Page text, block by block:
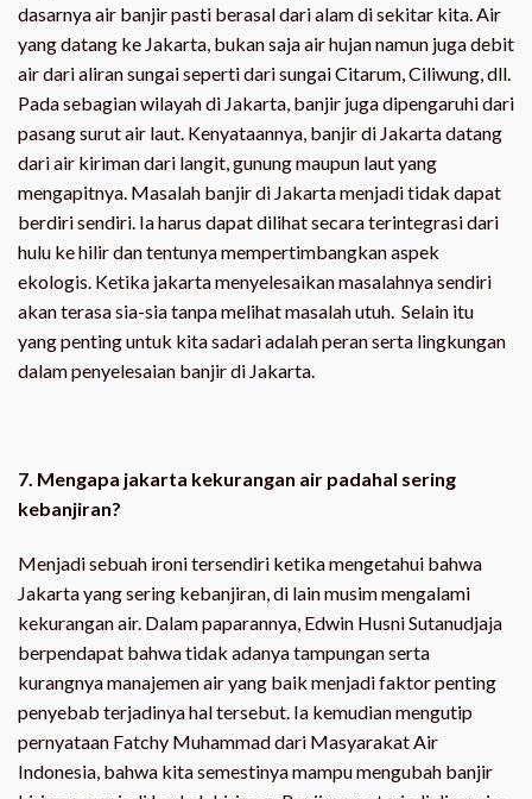
dasarnya air banjir pasti berasal dari alam di sekitar kita. Air
yang datang ke Jakarta, bukan saja air hujan namun juga debit
air dari aliran sungai seperti dari sungai Citarum, Ciliwung, dll.
Pada sebagian wilayah di Jakarta, banjir juga dipengaruhi dari
pasang surut air laut. Kenyataannya, banjir di Jakarta datang
dari air kiriman dari langit, gunung maupun laut yang
mengapitnya. Masalah banjir di Jakarta menjadi tidak dapat
berdiri sendiri. Ia harus dapat dilihat secara terintegrasi dari
hulu ke hilir dan tentunya mempertimbangkan aspek
ekologis. Ketika jakarta menyelesaikan masalahnya sendiri
akan terasa sia-sia tanpa melihat masalah utuh. Selain itu
yang penting untuk kita sadari adalah peran serta lingkungan
dalam penyelesaian banjir di Jakarta.
7. Mengapa jakarta kekurangan air padahal sering
kebanjiran?
Menjadi sebuah ironi tersendiri ketika mengetahui bahwa
Jakarta yang sering kebanjiran, di lain musim mengalami
kekurangan air. Dalam paparannya, Edwin Husni Sutanudjaja
berpendapat bahwa tidak adanya tampungan serta
kurangnya manajemen air yang baik menjadi faktor penting
penyebab terjadinya hal tersebut. Ia kemudian mengutip
pernyataan Fatchy Muhammad dari Masyarakat Air
Indonesia, bahwa kita semestinya mampu mengubah banjir